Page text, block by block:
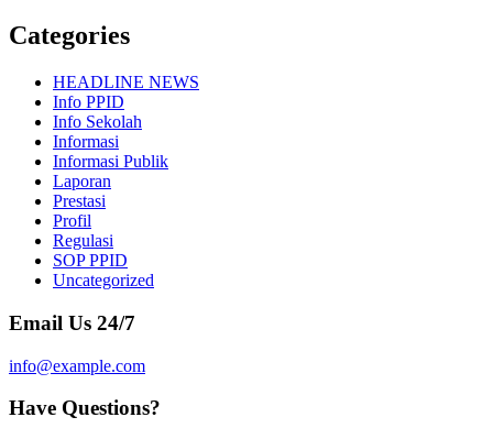
Categories
HEADLINE NEWS
Info PPID
Info Sekolah
Informasi
Informasi Publik
Laporan
Prestasi
Profil
Regulasi
SOP PPID
Uncategorized
Email Us 24/7
info@example.com
Have Questions?